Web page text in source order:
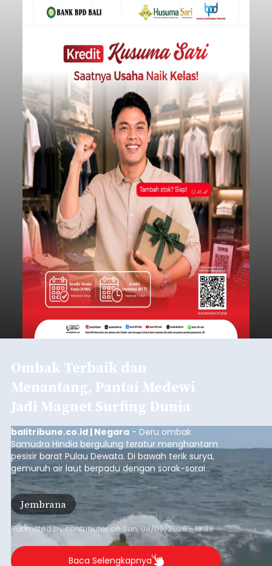
Ombak Terbaik dan
Menantang, Pantai Medewi
Jadi Magnet Surfing Dunia
balitribune.co.id | Negara - Deru ombak
Samudra Hindia bergulung teratur menghantam
pesisir barat Pulau Dewata. Di bawah terik surya,
gemuruh air laut berpadu dengan sorak-sorai
penonton yang memadati Pantai Medewi,
Kecamatan Pekutatan pada Minggu (9/8/2026).
Ratusan peselancar dari berbagai penjuru
nusantara berkompetisi menaklukan ombak
terbaik dan menantang.
Jembrana
Submitted bycontributoron Sun, 08/09/2026 - 19:38
Baca Selengkapnya